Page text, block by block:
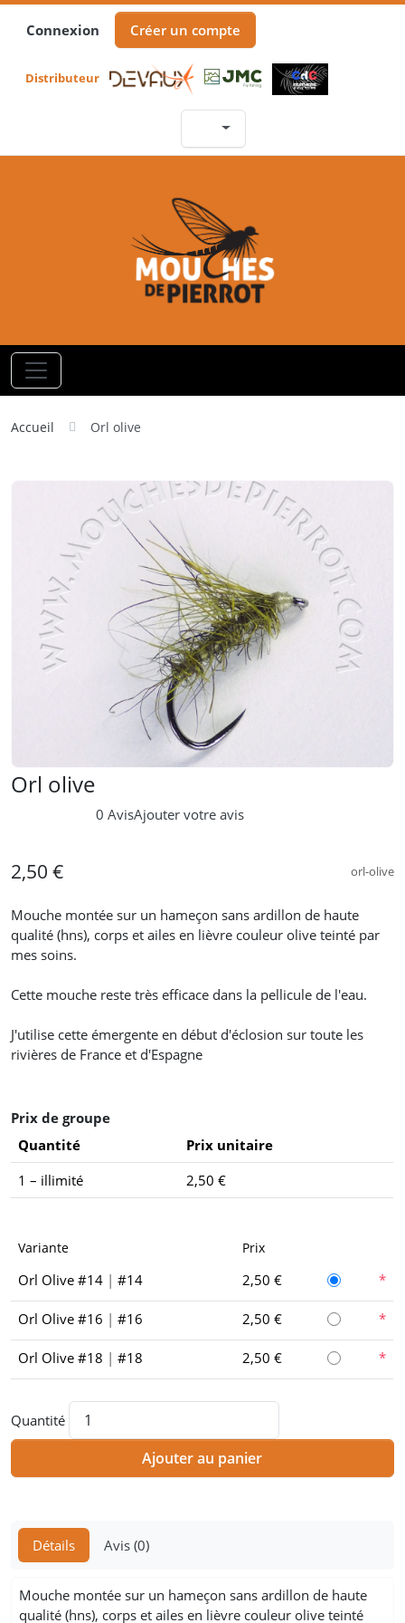
Connexion Créer un compte
Distributeur
Accueil Orl olive
Orl olive
0 AvisAjouter votre avis
2,50 € orl-olive
Mouche montée sur un hameçon sans ardillon de haute
qualité (hns), corps et ailes en lièvre couleur olive teinté par
mes soins.
Cette mouche reste très efficace dans la pellicule de l'eau.
J'utilise cette émergente en début d'éclosion sur toute les
rivières de France et d'Espagne
Prix de groupe
Quantité
Prix unitaire
1 – illimité
2,50 €
Variante Prix
Orl Olive #14 | #14 2,50 €
Orl Olive #16 | #16 2,50 €
Orl Olive #18 | #18 2,50 €
Quantité
Ajouter au panier
Détails Avis (0)
Mouche montée sur un hameçon sans ardillon de haute
qualité (hns), corps et ailes en lièvre couleur olive teinté